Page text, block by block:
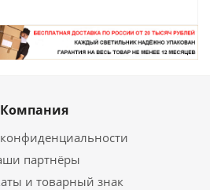
Компания
партнёры
и товарный знак